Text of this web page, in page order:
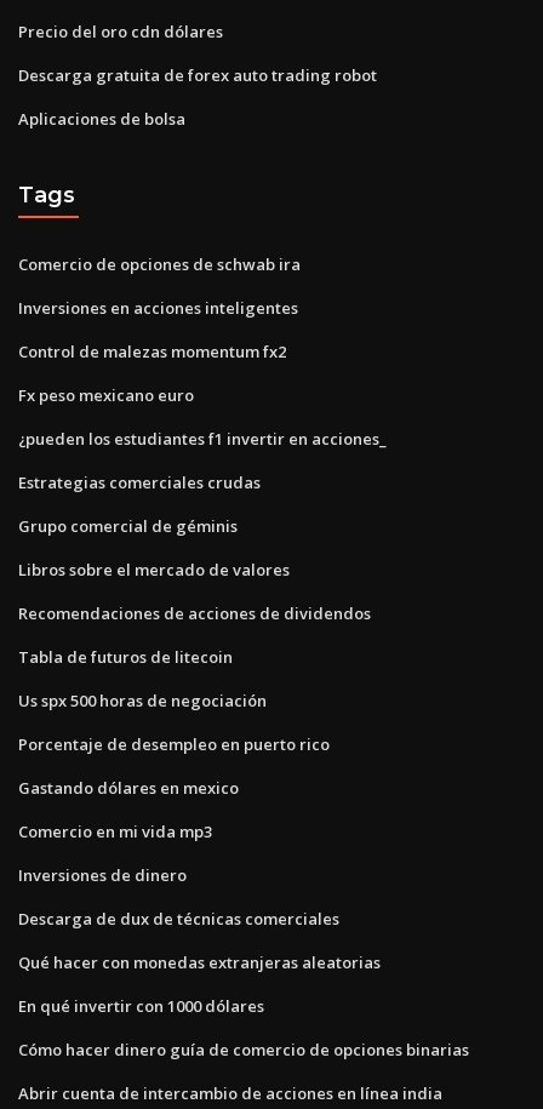
Precio del oro cdn dólares
Descarga gratuita de forex auto trading robot
Aplicaciones de bolsa
Tags
Comercio de opciones de schwab ira
Inversiones en acciones inteligentes
Control de malezas momentum fx2
Fx peso mexicano euro
¿pueden los estudiantes f1 invertir en acciones_
Estrategias comerciales crudas
Grupo comercial de géminis
Libros sobre el mercado de valores
Recomendaciones de acciones de dividendos
Tabla de futuros de litecoin
Us spx 500 horas de negociación
Porcentaje de desempleo en puerto rico
Gastando dólares en mexico
Comercio en mi vida mp3
Inversiones de dinero
Descarga de dux de técnicas comerciales
Qué hacer con monedas extranjeras aleatorias
En qué invertir con 1000 dólares
Cómo hacer dinero guía de comercio de opciones binarias
Abrir cuenta de intercambio de acciones en línea india